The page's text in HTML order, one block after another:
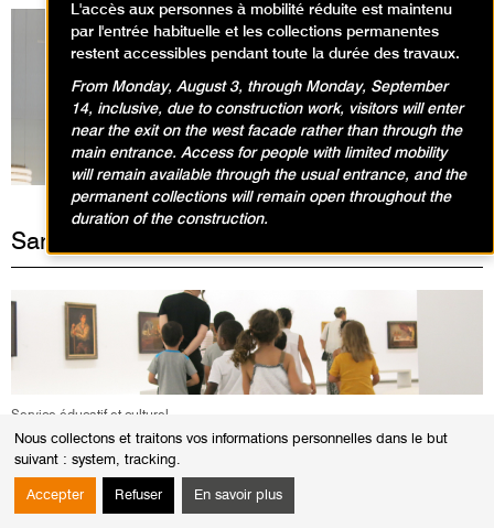
Nous collectons et traitons vos informations personnelles dans le but
suivant : system, tracking.
Accepter Refuser En savoir plus
Expositions en cours
Samedi 20 janvier 2024
Service éducatif et culturel
Créations nomades/4-6 ans
ANIMATIONS / VISITE ANIMATION
L'accès aux personnes à mobilité réduite est maintenu
par l'entrée habituelle et les collections permanentes
restent accessibles pendant toute la durée des travaux.
From Monday, August 3, through Monday, September
14, inclusive, due to construction work, visitors will enter
near the exit on the west facade rather than through the
main entrance. Access for people with limited mobility
will remain available through the usual entrance, and the
permanent collections will remain open throughout the
duration of the construction.